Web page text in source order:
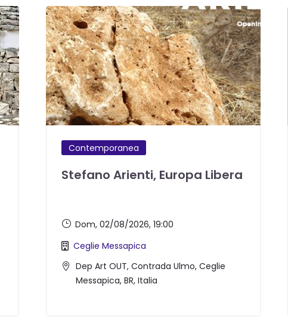
Contemporanea
Stefano Arienti, Europa Libera
Dep Art OUT, Contrada Ulmo, Ceglie
Messapica, BR, Italia
Ceglie Messapica
Dom, 02/08/2026, 19:00